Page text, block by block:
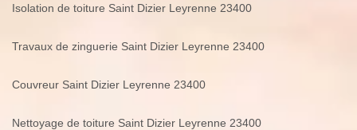
Isolation de toiture Saint Dizier Leyrenne 23400
Travaux de zinguerie Saint Dizier Leyrenne 23400
Couvreur Saint Dizier Leyrenne 23400
Nettoyage de toiture Saint Dizier Leyrenne 23400